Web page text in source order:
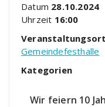
Datum 28.10.2024
Uhrzeit 16:00
Veranstaltungsort
Gemeindefesthalle
Kategorien
Wir feiern 10